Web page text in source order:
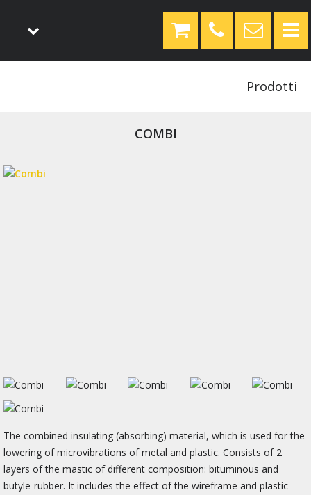
Prodotti
COMBI
The combined insulating (absorbing) material, which is used for the
lowering of microvibrations of metal and plastic. Consists of 2
layers of the mastic of different composition: bituminous and
butyle-rubber. It includes the effect of the wireframe and plastic